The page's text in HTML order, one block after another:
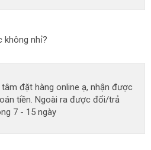
không nhỉ?
tâm đặt hàng online ạ, nhận được
tiền. Ngoài ra được đổi/trả
7 - 15 ngày